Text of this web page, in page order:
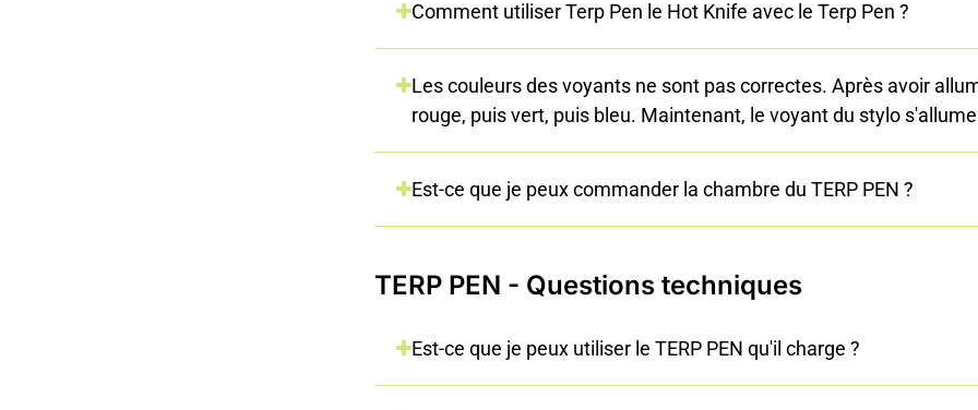
Comment utiliser Terp Pen le Hot Knife avec le Terp Pen ?
Les couleurs des voyants ne sont pas correctes. Après avoir
rouge, puis vert, puis bleu. Maintenant, le voyant du stylo
Est-ce que je peux commander la chambre du TERP PEN ?
TERP PEN - Questions techniques
Est-ce que je peux utiliser le TERP PEN qu'il charge ?